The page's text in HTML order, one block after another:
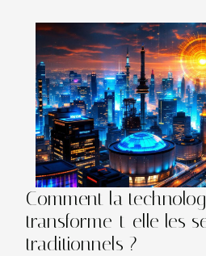
Comment la
transforme-t-elle les
traditionnels ?